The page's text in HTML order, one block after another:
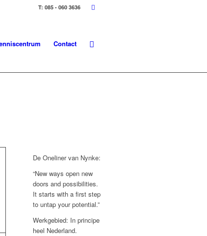
T: 085 - 060 3636
Contact
De Oneliner van Nynke:
“New ways open new
doors and possibilities.
It starts with a first step
to untap your potential.”
Werkgebied: In principe
heel Nederland.